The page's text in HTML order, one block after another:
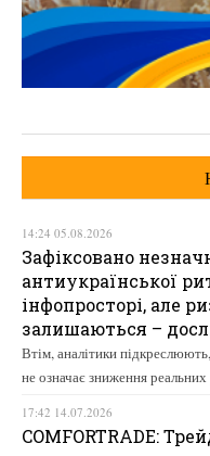
14:24 05.08.2026
Зафіксовано
антиукраїнської
інфопросторі, але
залишаються –
Втім, аналітики
не означає зниження реальних
17:42 14.07.2026
COMFORTRADE: